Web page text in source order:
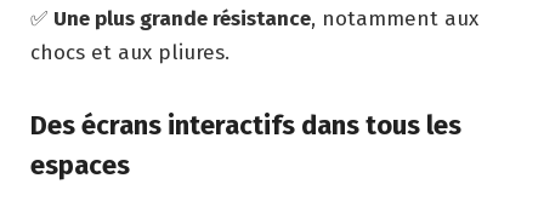
✅ Une plus grande résistance, notamment aux
chocs et aux pliures.
Des écrans interactifs dans tous les
espaces